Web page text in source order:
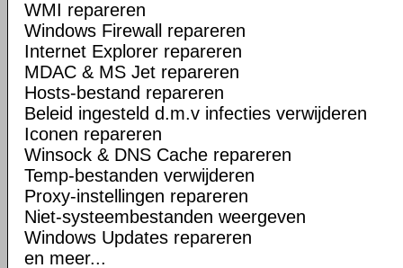
WMI repareren
Windows Firewall repareren
Internet Explorer repareren
MDAC & MS Jet repareren
Hosts-bestand repareren
Beleid ingesteld d.m.v infecties verwijderen
Iconen repareren
Winsock & DNS Cache repareren
Temp-bestanden verwijderen
Proxy-instellingen repareren
Niet-systeembestanden weergeven
Windows Updates repareren
en meer...